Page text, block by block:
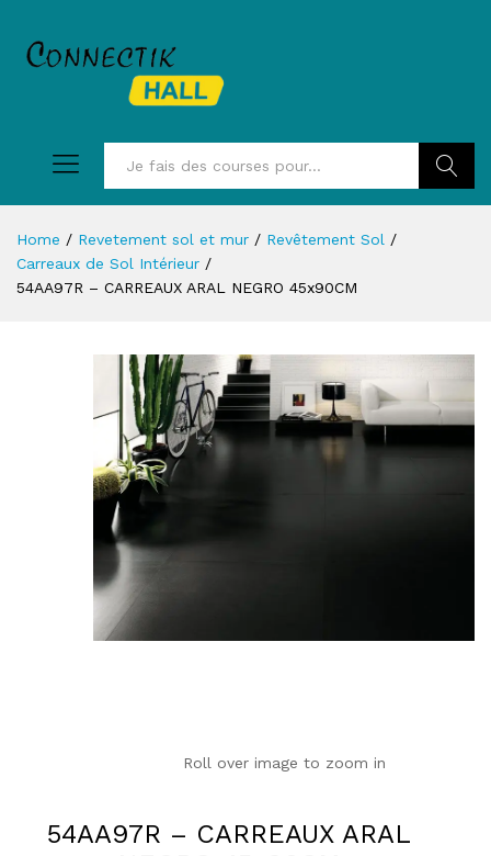
Home / Revetement sol et mur / Revêtement Sol /
Carreaux de Sol Intérieur /
54AA97R – CARREAUX ARAL NEGRO 45x90CM
Roll over image to zoom in
54AA97R – CARREAUX ARAL